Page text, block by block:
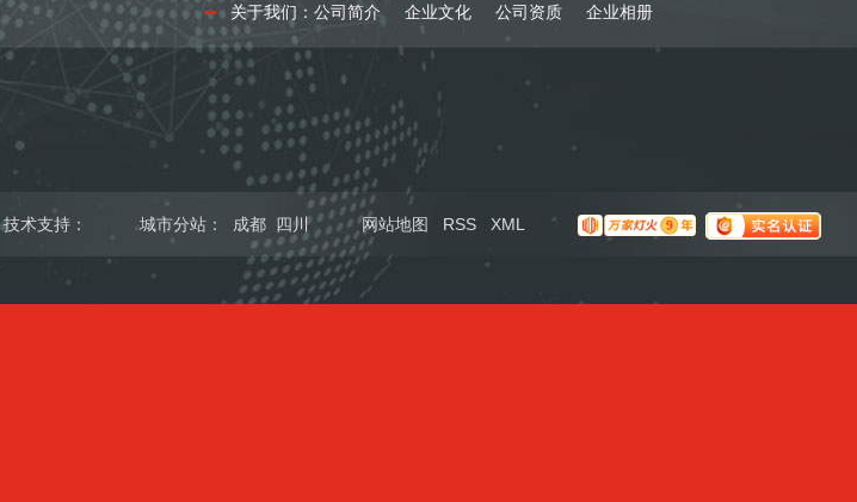
关于我们： 公司简介 企业文化 公司资质 企业相册
技术支持： 城市分站 ： 成都 四川 网站地图 RSS XML